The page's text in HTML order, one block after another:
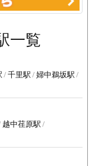
一覧
千里駅 婦中鵜坂駅
越中荏原駅